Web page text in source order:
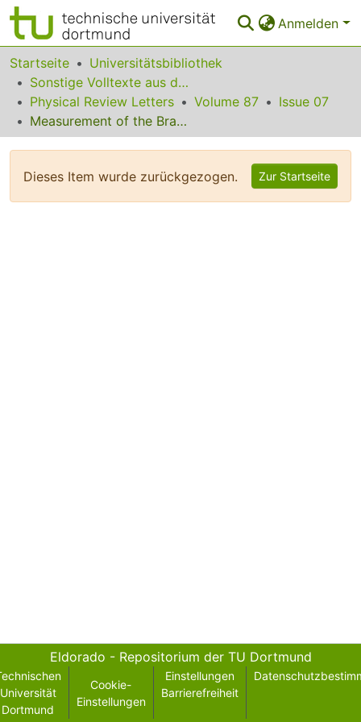
Anmelden
Bereiche & Sammlungen
Das gesamte Repositorium
Statistiken
Startseite
Universitätsbibliothek
Sonstige Volltexte aus dem Bibliotheksangebot
Physical Review Letters
Volume 87
Issue 07
Measurement of the Branching Ratio and Form Factor of KL-->µ+µgamma
Dieses Item wurde zurückgezogen. Zur Startseite
Eldorado - Repositorium der TU Dortmund
Universität
Dortmund
Cookie-
Einstellungen
Einstellungen
Barrierefreiheit